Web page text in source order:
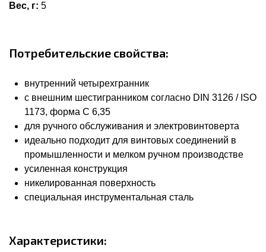
Вес, г: 5
Потребительские свойства:
внутренний четырехгранник
с внешним шестигранником согласно DIN 3126 / ISO
1173, форма C 6,35
для ручного обслуживания и электровинтоверта
идеально подходит для винтовых соединений в
промышленности и мелком ручном производстве
усиленная конструкция
никелированная поверхность
специальная инструментальная сталь
Характеристики: